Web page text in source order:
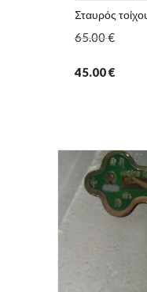
Σταυρός
65.00€
45.00€